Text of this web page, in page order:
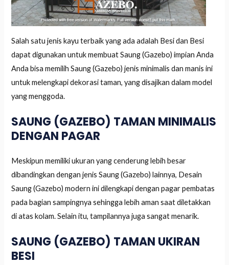
Salah satu jenis kayu terbaik yang ada adalah Besi dan Besi
dapat digunakan untuk membuat Saung (Gazebo) impian Anda
Anda bisa memilih Saung (Gazebo) jenis minimalis dan manis ini
untuk melengkapi dekorasi taman, yang disajikan dalam model
yang menggoda.
SAUNG (GAZEBO) TAMAN MINIMALIS
DENGAN PAGAR
Meskipun memiliki ukuran yang cenderung lebih besar
dibandingkan dengan jenis Saung (Gazebo) lainnya, Desain
Saung (Gazebo) modern ini dilengkapi dengan pagar pembatas
pada bagian sampingnya sehingga lebih aman saat diletakkan
di atas kolam. Selain itu, tampilannya juga sangat menarik.
SAUNG (GAZEBO) TAMAN UKIRAN
BESI